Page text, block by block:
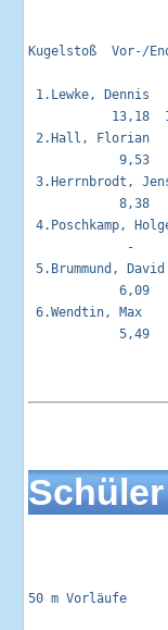
Kugelstoß
1.Lewke,
13,18
2.Hall, Florian
9,53
3.Herrnbrodt,
8,38
4.Poschkamp,
-
5.Brummund,
6,09
6.Wendtin, Max
5,49
Schüler
50 m